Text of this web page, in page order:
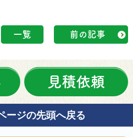
一覧 前の記事
見積依頼
ージの先頭へ戻る